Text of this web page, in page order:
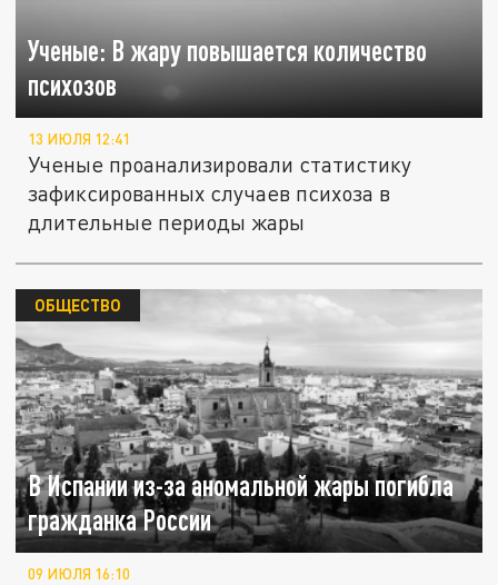
Ученые: В жару повышается количество
психозов
13 ИЮЛЯ 12:41
Ученые проанализировали статистику
зафиксированных случаев психоза в
длительные периоды жары
В Испании из-за аномальной жары погибла
гражданка России
ОБЩЕСТВО
09 ИЮЛЯ 16:10